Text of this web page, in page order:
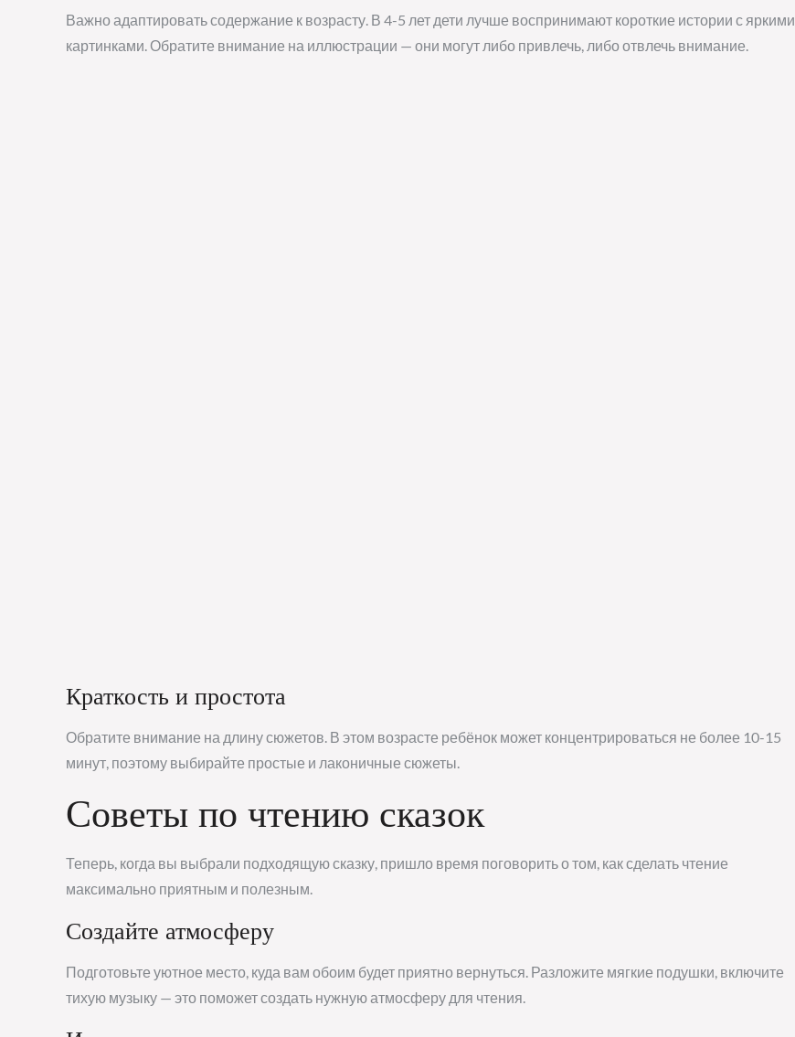
Важно адаптировать содержание к возрасту. В 4-5 лет дети лучше воспринимают короткие истории с яркими
картинками. Обратите внимание на иллюстрации — они могут либо привлечь, либо отвлечь внимание.
Краткость и простота
Обратите внимание на длину сюжетов. В этом возрасте ребёнок может концентрироваться не более 10-15
минут, поэтому выбирайте простые и лаконичные сюжеты.
Советы по чтению сказок
Теперь, когда вы выбрали подходящую сказку, пришло время поговорить о том, как сделать чтение
максимально приятным и полезным.
Создайте атмосферу
Подготовьте уютное место, куда вам обоим будет приятно вернуться. Разложите мягкие подушки, включите
тихую музыку — это поможет создать нужную атмосферу для чтения.